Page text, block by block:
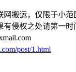
搬运，仅限于小
侵权之处请第一时
post/1.html